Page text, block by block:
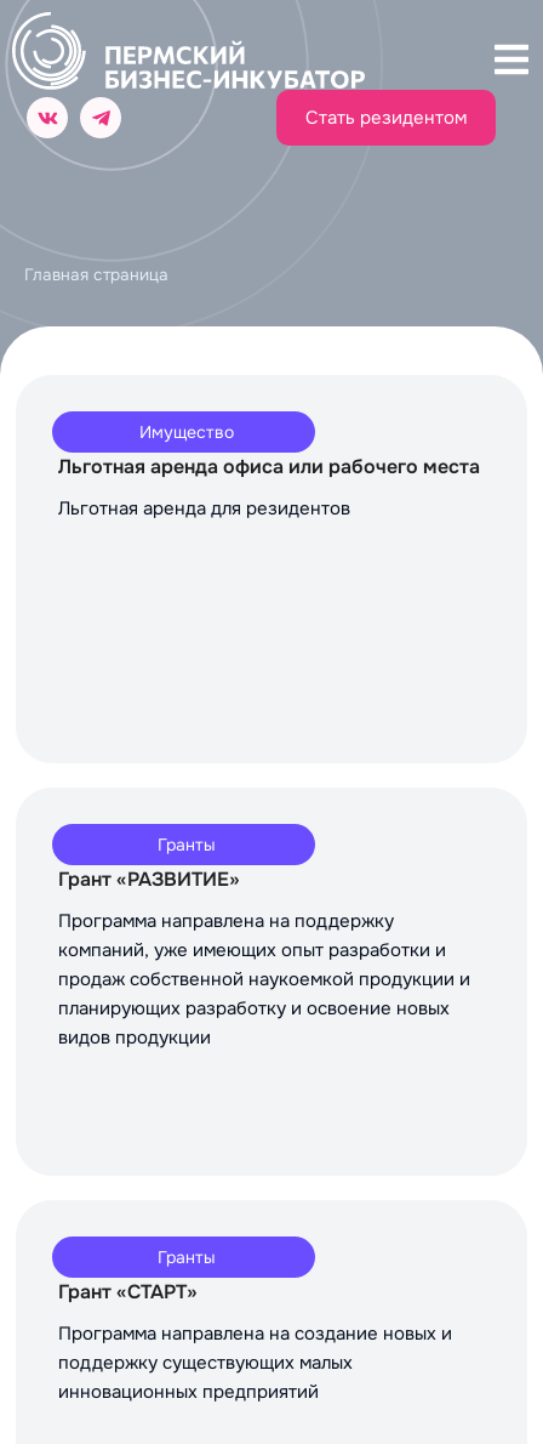
Стать резидентом
Главная страница
Имущество
Льготная аренда офиса или рабочего места
Льготная аренда для резидентов
Гранты
Грант «РАЗВИТИЕ»
Программа направлена на поддержку
компаний, уже имеющих опыт разработки и
продаж собственной наукоемкой продукции и
планирующих разработку и освоение новых
видов продукции
Гранты
Грант «СТАРТ»
Программа направлена на создание новых и
поддержку существующих малых
инновационных предприятий